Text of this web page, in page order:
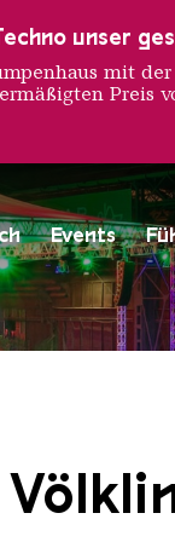
Events
unser
mit
Preis